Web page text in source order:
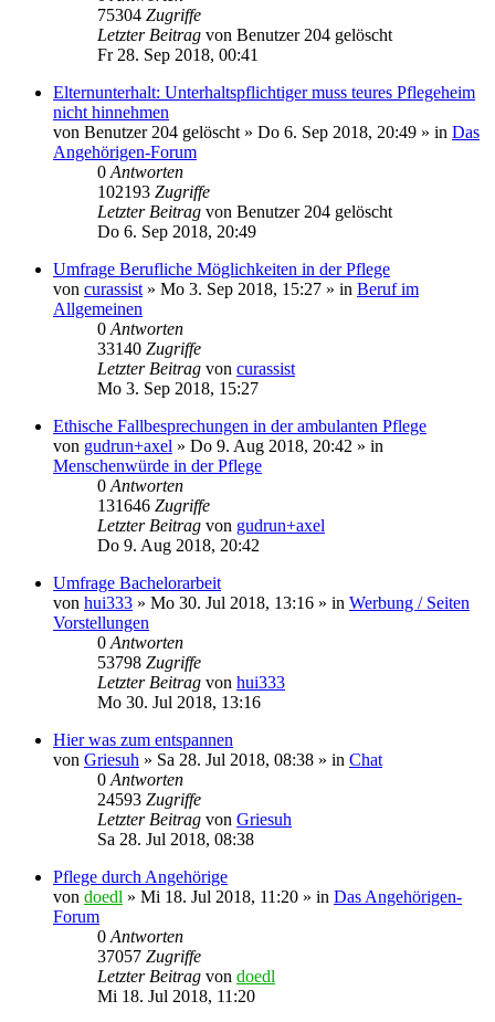
75304 Zugriffe
Letzter Beitrag von Benutzer 204 gelöscht
Fr 28. Sep 2018, 00:41
Elternunterhalt: Unterhaltspflichtiger muss teures Pflegeheim
nicht hinnehmen
von Benutzer 204 gelöscht » Do 6. Sep 2018, 20:49 » in Das
Angehörigen-Forum
0 Antworten
102193 Zugriffe
Letzter Beitrag von Benutzer 204 gelöscht
Do 6. Sep 2018, 20:49
Umfrage Berufliche Möglichkeiten in der Pflege
von curassist » Mo 3. Sep 2018, 15:27 » in Beruf im
Allgemeinen
0 Antworten
33140 Zugriffe
Letzter Beitrag von curassist
Mo 3. Sep 2018, 15:27
Ethische Fallbesprechungen in der ambulanten Pflege
von gudrun+axel » Do 9. Aug 2018, 20:42 » in
Menschenwürde in der Pflege
0 Antworten
131646 Zugriffe
Letzter Beitrag von gudrun+axel
Do 9. Aug 2018, 20:42
Umfrage Bachelorarbeit
von hui333 » Mo 30. Jul 2018, 13:16 » in Werbung / Seiten
Vorstellungen
0 Antworten
53798 Zugriffe
Letzter Beitrag von hui333
Mo 30. Jul 2018, 13:16
Hier was zum entspannen
von Griesuh » Sa 28. Jul 2018, 08:38 » in Chat
0 Antworten
24593 Zugriffe
Letzter Beitrag von Griesuh
Sa 28. Jul 2018, 08:38
Pflege durch Angehörige
von doedl » Mi 18. Jul 2018, 11:20 » in Das Angehörigen-
Forum
0 Antworten
37057 Zugriffe
Letzter Beitrag von doedl
Mi 18. Jul 2018, 11:20